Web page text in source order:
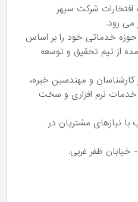
افتخارات شرکت سپهر
می رود.
خدماتی خود را بر اساس
از تیم تحقیق و توسعه
و مهندسین خبره،
خدمات نرم افزاری و سخت
نیازهای مشتریان در
ظفر غربی.